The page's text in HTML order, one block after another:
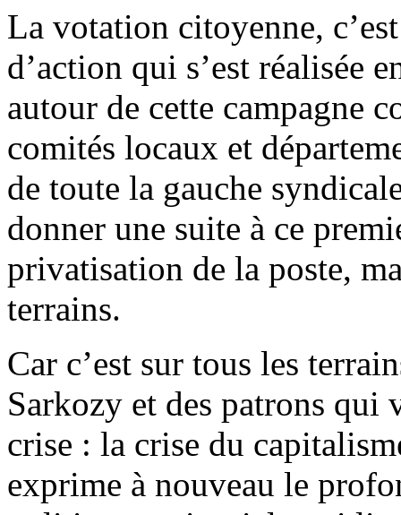
La votation citoyenne,
d’action qui s’est réalisée
autour de cette campagne
comités locaux et
de toute la gauche
donner une suite à ce
privatisation de la poste,
terrains.
Car c’est sur tous les
Sarkozy et des patrons qui
crise : la crise du
exprime à nouveau le